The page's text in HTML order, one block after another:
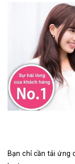
Bạn chỉ cần tải ứng